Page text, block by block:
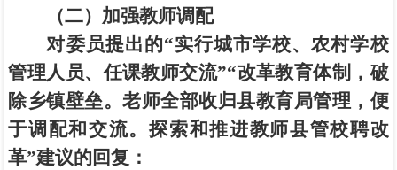
（二）加强教师调配
对委员提出的“实行城市学校、农村学校
管理人员、任课教师交流”“改革教育体制，破
除乡镇壁垒。老师全部收归县教育局管理，便
于调配和交流。探索和推进教师县管校聘改
革”建议的回复：